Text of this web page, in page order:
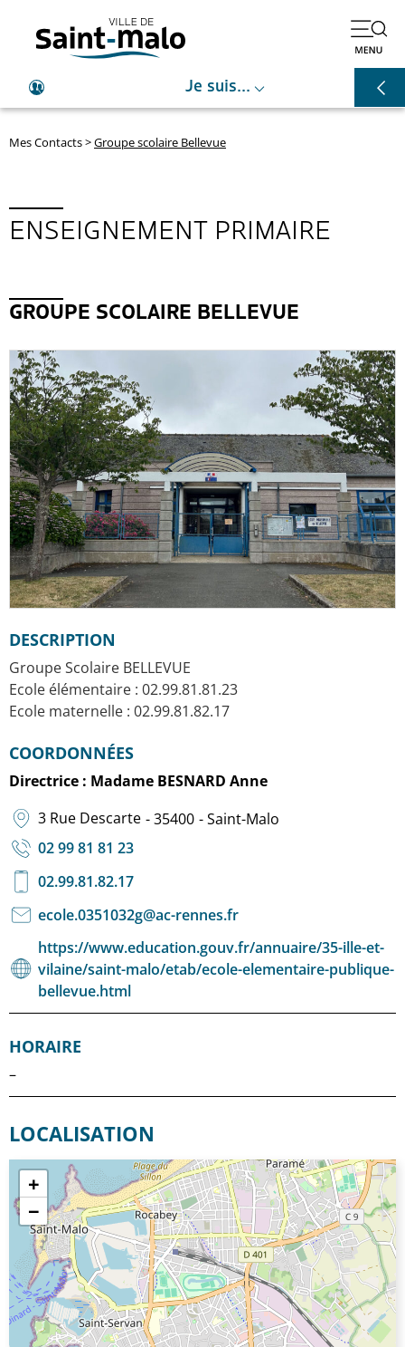
Je suis... ⌵
Mes Contacts>Groupe scolaire Bellevue
ENSEIGNEMENT PRIMAIRE
GROUPE SCOLAIRE BELLEVUE
DESCRIPTION
Groupe Scolaire BELLEVUE
Ecole élémentaire : 02.99.81.81.23
Ecole maternelle : 02.99.81.82.17
COORDONNÉES
Directrice : Madame BESNARD Anne
3 Rue Descarte - 35400 - Saint-Malo
02 99 81 81 23
02.99.81.82.17
ecole.0351032g@ac-rennes.fr
https://www.education.gouv.fr/annuaire/35-ille-et-
vilaine/saint-malo/etab/ecole-elementaire-publique-
bellevue.html
HORAIRE
–
LOCALISATION
+
−